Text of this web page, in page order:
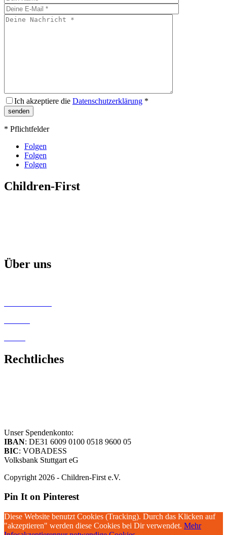
Ich akzeptiere die Datenschutzerklärung *
* Pflichtfelder
Folgen
Folgen
Folgen
Children-First
Über uns
Rechtliches
Unser Spendenkonto:
IBAN: DE31 6009 0100 0518 9600 05
BIC: VOBADESS
Volksbank Stuttgart eG
Copyright 2026 - Children-First e.V.
Pin It on Pinterest
Diese Website benutzt Cookies (Tracking). Durch das Klicken auf
"akzeptieren" werden diese Cookies bei Dir verwendet. Mehr